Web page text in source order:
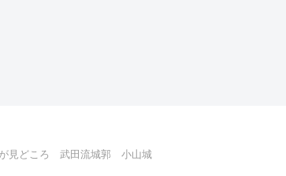
が見どころ 武田流城郭 小山城